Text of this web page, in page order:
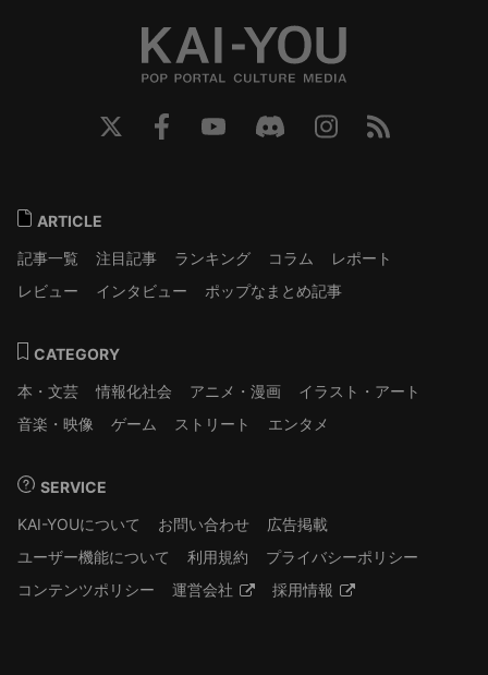
ARTICLE
記事一覧
注目記事 ランキング コラム
レポート
レビュー
インタビュー ポップなまとめ記事
CATEGORY
本・文芸
情報化社会 アニメ・漫画
イラスト・アート
音楽・映像
ゲーム ストリート エンタメ
SERVICE
KAI-YOUについて
お問い合わせ
広告掲載
ユーザー機能について
利用規約
プライバシーポリシー
コンテンツポリシー
運営会社 採用情報